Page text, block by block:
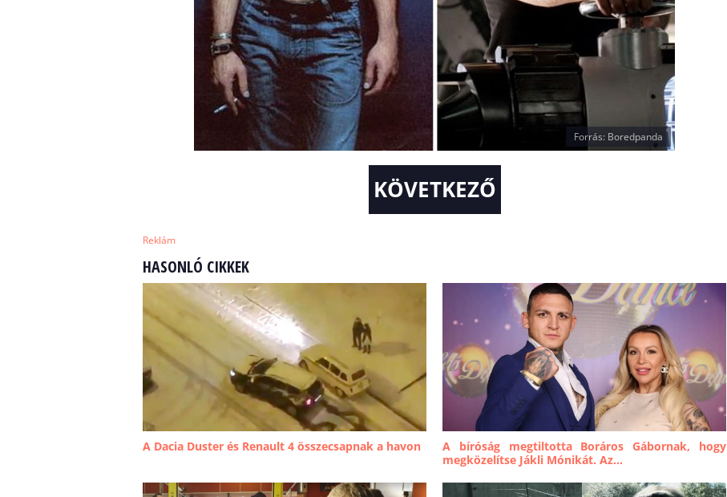
Forrás: Boredpanda
KÖVETKEZŐ
Reklám
HASONLÓ CIKKEK
A Dacia Duster és Renault 4 összecsapnak a havon
A bíróság megtiltotta Boráros Gábornak, hogy
megközelítse Jákli Mónikát. Az...